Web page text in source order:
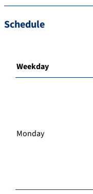
Schedule
Weekday
Monday